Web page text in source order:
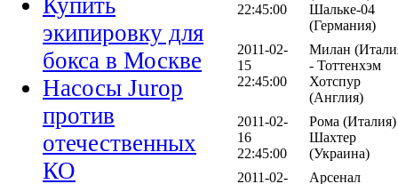
Купить
экипировку для
бокса в Москве
Насосы Jurop
против
отечественных
КО
22:45:00
Шальке-04
(Германия)
2011-02-
15
22:45:00
Милан
- Тоттенхэм
Хотспур
(Англия)
2011-02-
16
22:45:00
Рома
Шахтер
(Украина)
2011-02-
Арсенал